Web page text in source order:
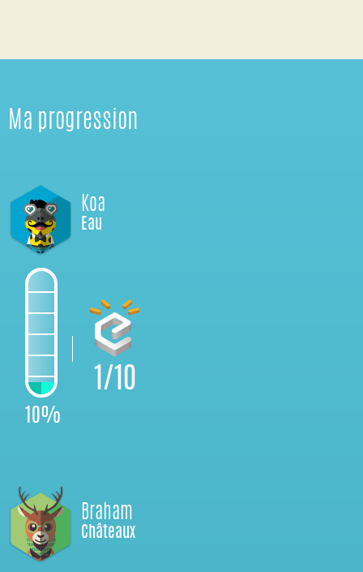
Ma progression
Koa
Eau
10%
1/10
Braham
Châteaux